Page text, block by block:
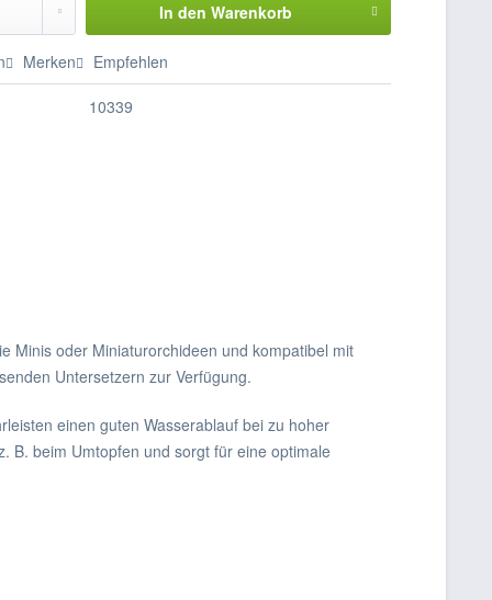
In den Warenkorb
Merken Empfehlen
10339
Minis oder Miniaturorchideen und kompatibel mit
Untersetzern zur Verfügung.
einen guten Wasserablauf bei zu hoher
B. beim Umtopfen und sorgt für eine optimale